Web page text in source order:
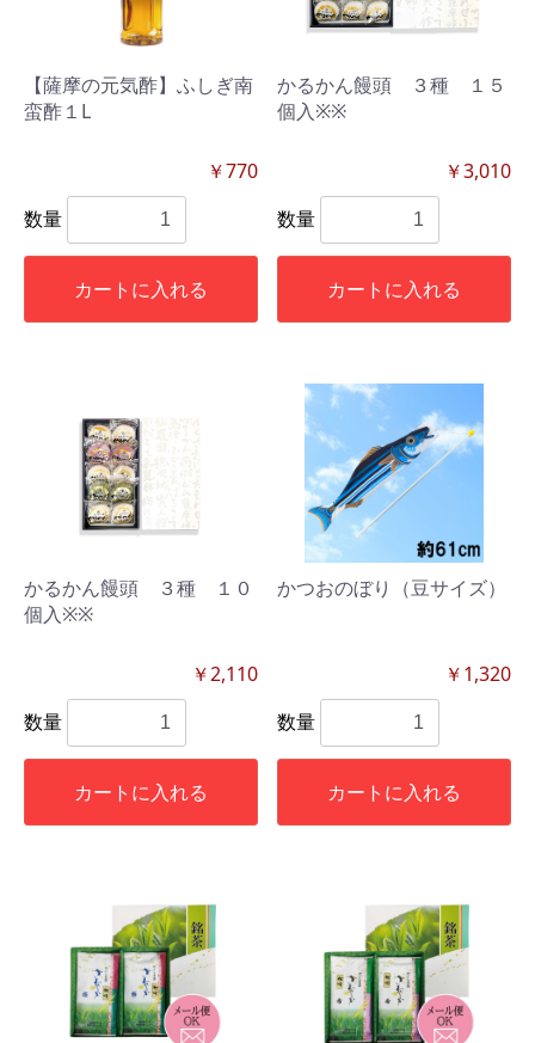
【薩摩の元気酢】ふしぎ南
蛮酢１L
￥770
数量
カートに入れる
かるかん饅頭 ３種 １５
個入※※
￥3,010
数量
カートに入れる
かるかん饅頭 ３種 １０
個入※※
￥2,110
数量
カートに入れる
かつおのぼり（豆サイズ）
￥1,320
数量
カートに入れる